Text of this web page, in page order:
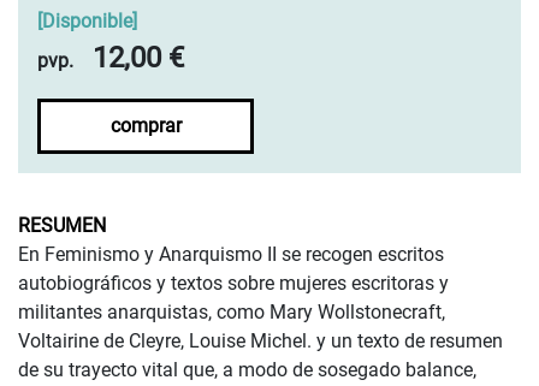
[Disponible]
pvp.
12,00 €
comprar
RESUMEN
En Feminismo y Anarquismo II se recogen escritos
autobiográficos y textos sobre mujeres escritoras y
militantes anarquistas, como Mary Wollstonecraft,
Voltairine de Cleyre, Louise Michel. y un texto de resumen
de su trayecto vital que, a modo de sosegado balance,